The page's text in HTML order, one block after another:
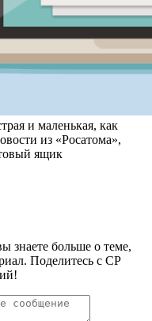
и маленькая, как
из «Росатома»,
ящик
знаете больше о теме,
Поделитесь с СР